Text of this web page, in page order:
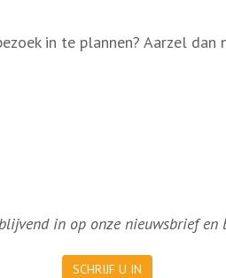
in te plannen? Aarzel
in op onze nieuwsbrief en
SCHRIJF U IN